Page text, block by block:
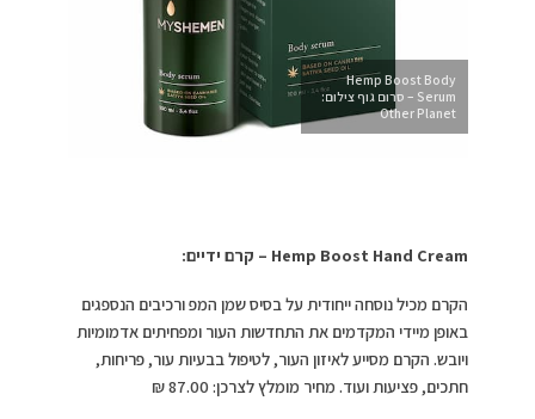
Hemp Boost Body
Serum – סרום גוף צילום:
Other Planet
Hemp Boost Hand Cream – קרם ידיים:
הקרם מכיל נוסחה ייחודית על בסיס שמן המפ ורכיבים הנספגים
באופן מיידי המקדמים את התחדשות העור ומפחיתים אדמומיות
ויובש. הקרם מסייע לאיזון העור, לטיפול בבעיות עור, פריחות,
חתכים, פציעות ועוד. מחיר מומלץ לצרכן: 87.00 ₪